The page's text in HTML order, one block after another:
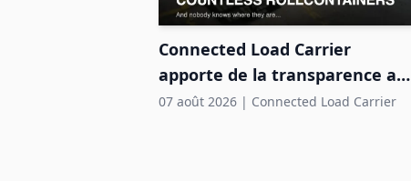
Connected Load Carrier
apporte de la transparence aux
pools de roll-conteneurs
07 août 2026 | Connected Load Carrier